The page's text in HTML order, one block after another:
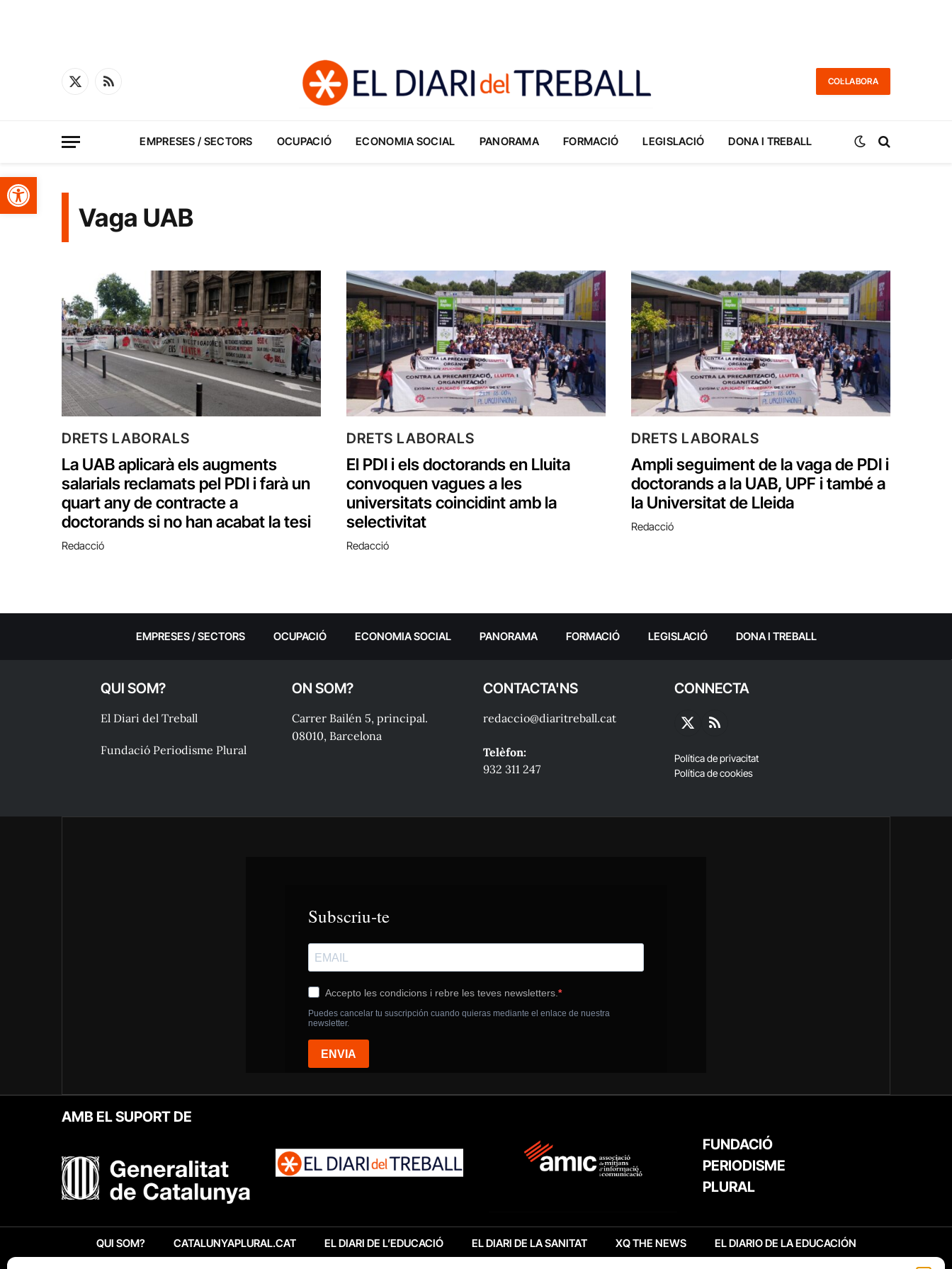
Obre la barra d'eines
X
RSS
COL·LABORA
EMPRESES / SECTORS OCUPACIÓ ECONOMIA SOCIAL PANORAMA FORMACIÓ LEGISLACIÓ DONA I TREBALL
Vaga UAB
DRETS LABORALS
La UAB aplicarà els augments
salarials reclamats pel PDI i farà un
quart any de contracte a
doctorands si no han acabat la tesi
Redacció
DRETS LABORALS
El PDI i els doctorands en Lluita
convoquen vagues a les
universitats coincidint amb la
selectivitat
Redacció
DRETS LABORALS
Ampli seguiment de la vaga de PDI i
doctorands a la UAB, UPF i també a
la Universitat de Lleida
Redacció
EMPRESES / SECTORS OCUPACIÓ ECONOMIA SOCIAL PANORAMA FORMACIÓ LEGISLACIÓ DONA I TREBALL
QUI SOM?
El Diari del Treball
Fundació Periodisme Plural
ON SOM?
Carrer Bailén 5, principal.
08010, Barcelona
CONTACTA'NS
redaccio@diaritreball.cat
Telèfon:
932 311 247
CONNECTA
X
RSS
Política de privacitat
Política de cookies
AMB EL SUPORT DE
FUNDACIÓ
PERIODISME
PLURAL
QUI SOM? CATALUNYAPLURAL.CAT EL DIARI DE L’EDUCACIÓ EL DIARI DE LA SANITAT XQ THE NEWS EL DIARIO DE LA EDUCACIÓN